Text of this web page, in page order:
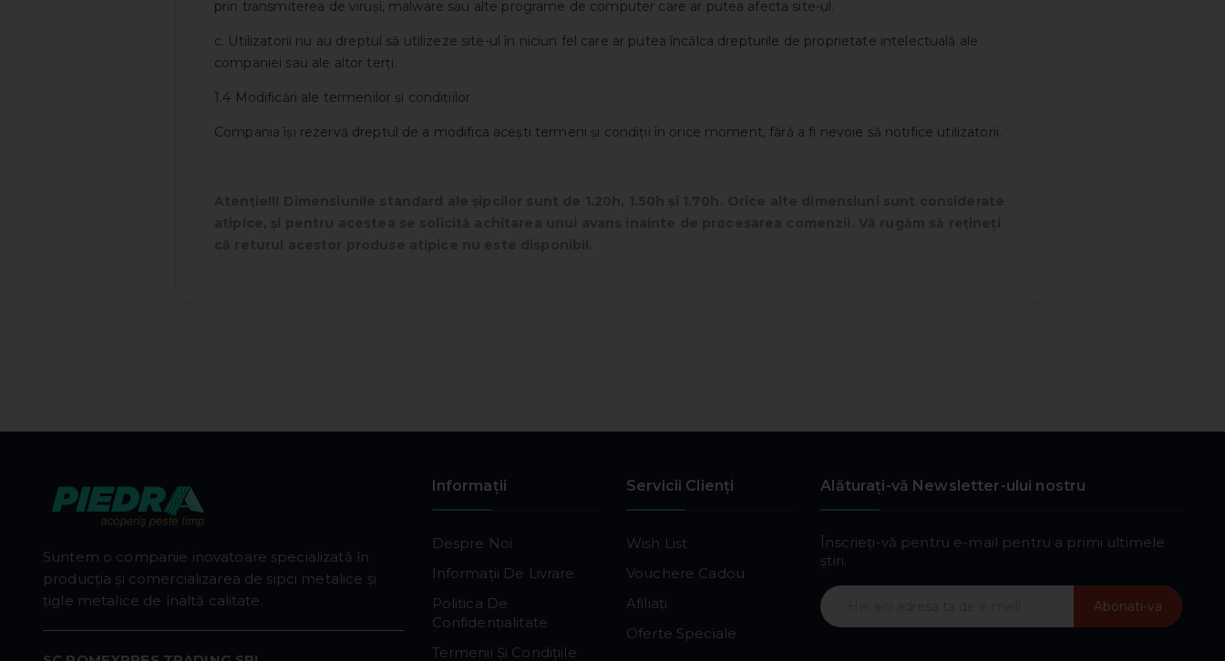
prin transmiterea de viruși, malware sau alte programe de computer care ar putea afecta site-ul.
c. Utilizatorii nu au dreptul să utilizeze site-ul în niciun fel care ar putea încălca drepturile de proprietate intelectuală ale
companiei sau ale altor terți.
1.4 Modificări ale termenilor și condițiilor
Compania își rezervă dreptul de a modifica acești termeni și condiții în orice moment, fără a fi nevoie să notifice utilizatorii.
Suntem o companie inovatoare specializată în
producția și comercializarea de sipci metalice și
țigle metalice de înaltă calitate.
Informaţii
Despre Noi
Informații De Livrare
Politica De
Confidențialitate
Termenii Și Condițiile
Servicii Clienţi
Wish List
Vouchere Cadou
Afiliaţi
Oferte Speciale
Alăturați-vă Newsletter-ului nostru
Înscrieți-vă pentru e-mail pentru a primi ultimele
știri.
Abonati-va